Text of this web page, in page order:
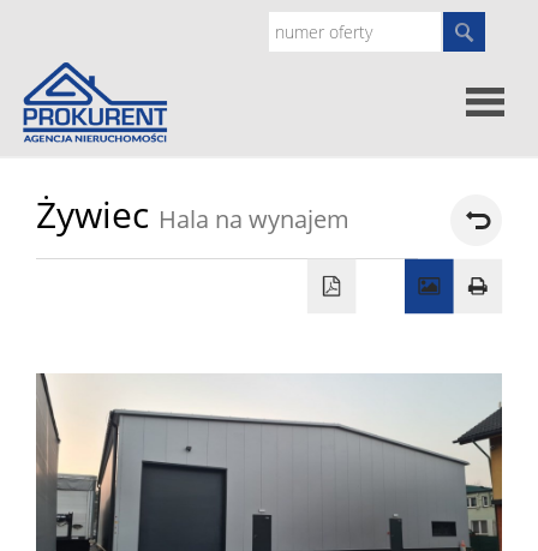
prawne
O
nas
Zgłoś
Żywiec Hala na wynajem